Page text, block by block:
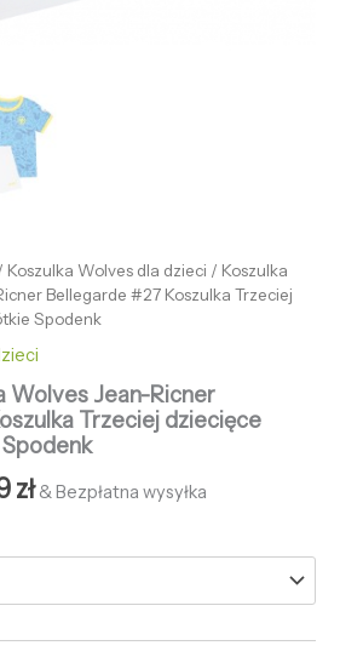
Koszulka Wolves dla dzieci / Koszulka
Bellegarde #27 Koszulka Trzeciej
Spodenk
Wolves Jean-Ricner
Trzeciej dziecięce
zł & Bezpłatna wysyłka